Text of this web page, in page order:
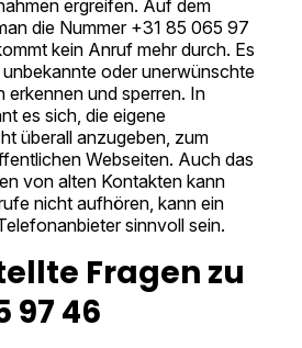
ergreifen. Auf dem
die Nummer +31 85 065 97
kein Anruf mehr durch. Es
oder unerwünschte
und sperren. In
es sich, die eigene
überall anzugeben, zum
Webseiten. Auch das
von alten Kontakten kann
nicht aufhören, kann ein
sinnvoll sein.
Fragen zu
97 46